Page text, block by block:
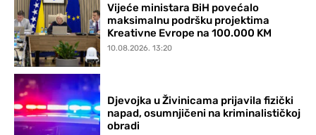
Vijeće ministara BiH povećalo
maksimalnu podršku projektima
Kreativne Evrope na 100.000 KM
10.08.2026. 13:20
Djevojka u Živinicama prijavila fizički
napad, osumnjičeni na kriminalističkoj
obradi